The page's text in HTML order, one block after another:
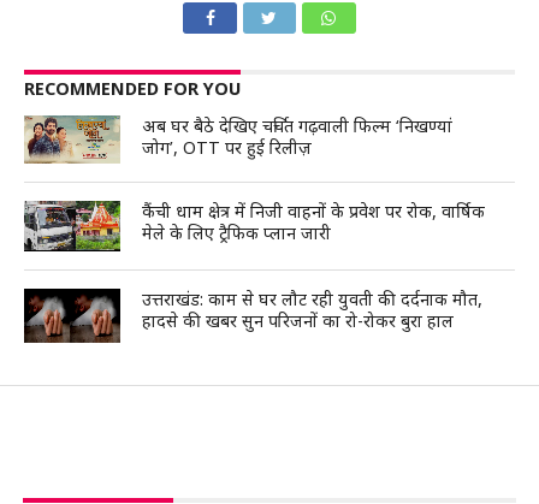
RECOMMENDED FOR YOU
अब घर बैठे देखिए चर्चित गढ़वाली फिल्म ‘निखण्यां
जोग’, OTT पर हुई रिलीज़
कैंची धाम क्षेत्र में निजी वाहनों के प्रवेश पर रोक, वार्षिक
मेले के लिए ट्रैफिक प्लान जारी
उत्तराखंड: काम से घर लौट रही युवती की दर्दनाक मौत,
हादसे की खबर सुन परिजनों का रो-रोकर बुरा हाल